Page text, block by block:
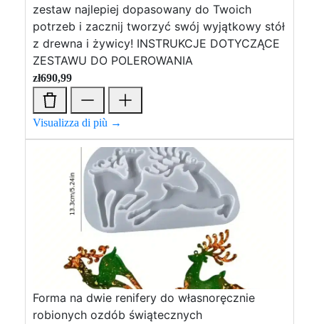
zestaw najlepiej dopasowany do Twoich
potrzeb i zacznij tworzyć swój wyjątkowy stół
z drewna i żywicy! INSTRUKCJE DOTYCZĄCE
ZESTAWU DO POLEROWANIA
zł690,99
Visualizza di più →
Forma na dwie renifery do własnoręcznie
robionych ozdób świątecznych